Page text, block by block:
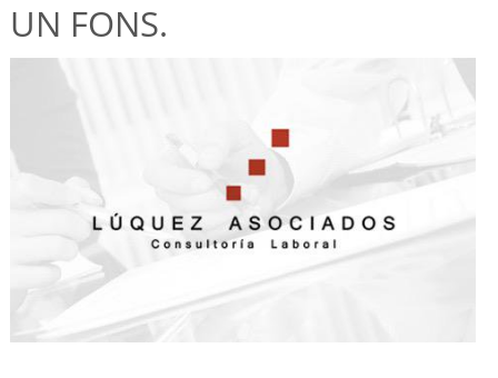
UN FONS.